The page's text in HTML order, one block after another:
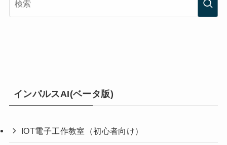
インパルスAI(ベータ版)
IOT電子工作教室（初心者向け）